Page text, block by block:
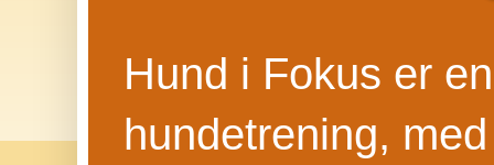
Hund i Fokus er
hundetrening,